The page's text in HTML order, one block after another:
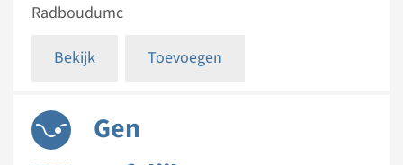
Radboudumc
Bekijk
Toevoegen
Gen